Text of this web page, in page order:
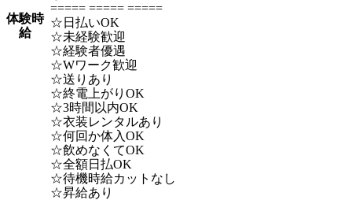
体験時
給
===== ===== =====
☆日払いOK
☆未経験歓迎
☆経験者優遇
☆Wワーク歓迎
☆送りあり
☆終電上がりOK
☆3時間以内OK
☆衣装レンタルあり
☆何回か体入OK
☆飲めなくてOK
☆全額日払OK
☆待機時給カットなし
☆昇給あり